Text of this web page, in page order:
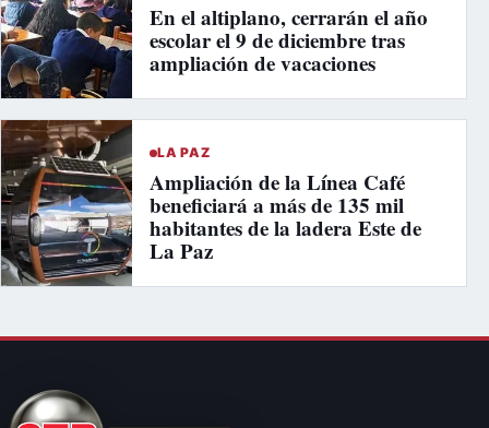
En el altiplano, cerrarán el año
escolar el 9 de diciembre tras
ampliación de vacaciones
LA PAZ
Ampliación de la Línea Café
beneficiará a más de 135 mil
habitantes de la ladera Este de
La Paz